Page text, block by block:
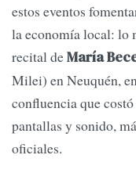
estos eventos
la economía local: lo
recital deMaría
Milei) en Neuquén,
confluencia que
pantallas y sonido,
oficiales.